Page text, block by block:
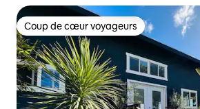
Coup de cœur voyageurs
Coup de cœur voyageurs